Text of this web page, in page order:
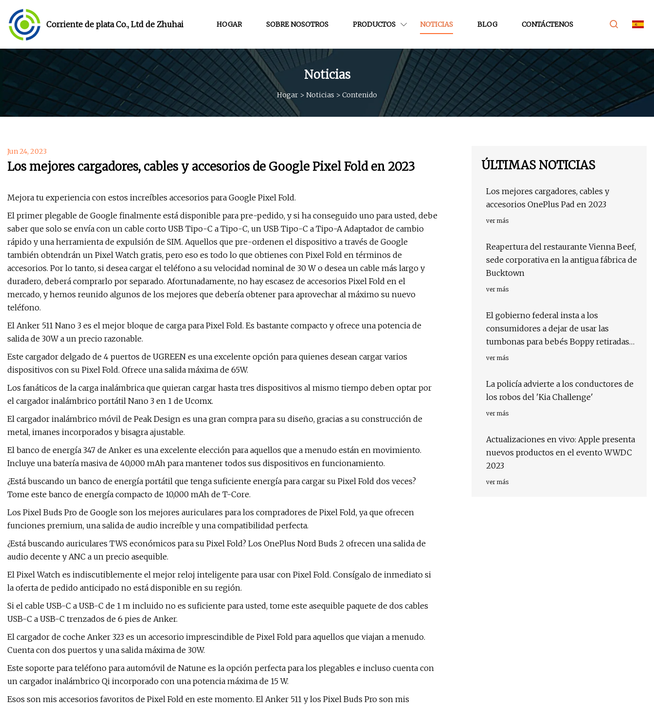
Corriente de plata Co., Ltd de Zhuhai HOGAR SOBRE NOSOTROS PRODUCTOS NOTICIAS BLOG CONTÁCTENOS
Noticias
Hogar > Noticias > Contenido
Jun 24, 2023
Los mejores cargadores, cables y accesorios de Google Pixel Fold en 2023
Mejora tu experiencia con estos increíbles accesorios para Google Pixel Fold.
El primer plegable de Google finalmente está disponible para pre-pedido, y si ha conseguido uno para usted, debe
saber que solo se envía con un cable corto USB Tipo-C a Tipo-C, un USB Tipo-C a Tipo-A Adaptador de cambio
rápido y una herramienta de expulsión de SIM. Aquellos que pre-ordenen el dispositivo a través de Google
también obtendrán un Pixel Watch gratis, pero eso es todo lo que obtienes con Pixel Fold en términos de
accesorios. Por lo tanto, si desea cargar el teléfono a su velocidad nominal de 30 W o desea un cable más largo y
duradero, deberá comprarlo por separado. Afortunadamente, no hay escasez de accesorios Pixel Fold en el
mercado, y hemos reunido algunos de los mejores que debería obtener para aprovechar al máximo su nuevo
teléfono.
El Anker 511 Nano 3 es el mejor bloque de carga para Pixel Fold. Es bastante compacto y ofrece una potencia de
salida de 30W a un precio razonable.
Este cargador delgado de 4 puertos de UGREEN es una excelente opción para quienes desean cargar varios
dispositivos con su Pixel Fold. Ofrece una salida máxima de 65W.
Los fanáticos de la carga inalámbrica que quieran cargar hasta tres dispositivos al mismo tiempo deben optar por
el cargador inalámbrico portátil Nano 3 en 1 de Ucomx.
El cargador inalámbrico móvil de Peak Design es una gran compra para su diseño, gracias a su construcción de
metal, imanes incorporados y bisagra ajustable.
El banco de energía 347 de Anker es una excelente elección para aquellos que a menudo están en movimiento.
Incluye una batería masiva de 40,000 mAh para mantener todos sus dispositivos en funcionamiento.
¿Está buscando un banco de energía portátil que tenga suficiente energía para cargar su Pixel Fold dos veces?
Tome este banco de energía compacto de 10,000 mAh de T-Core.
Los Pixel Buds Pro de Google son los mejores auriculares para los compradores de Pixel Fold, ya que ofrecen
funciones premium, una salida de audio increíble y una compatibilidad perfecta.
¿Está buscando auriculares TWS económicos para su Pixel Fold? Los OnePlus Nord Buds 2 ofrecen una salida de
audio decente y ANC a un precio asequible.
El Pixel Watch es indiscutiblemente el mejor reloj inteligente para usar con Pixel Fold. Consígalo de inmediato si
la oferta de pedido anticipado no está disponible en su región.
Si el cable USB-C a USB-C de 1 m incluido no es suficiente para usted, tome este asequible paquete de dos cables
USB-C a USB-C trenzados de 6 pies de Anker.
El cargador de coche Anker 323 es un accesorio imprescindible de Pixel Fold para aquellos que viajan a menudo.
Cuenta con dos puertos y una salida máxima de 30W.
Este soporte para teléfono para automóvil de Natune es la opción perfecta para los plegables e incluso cuenta con
un cargador inalámbrico Qi incorporado con una potencia máxima de 15 W.
Esos son mis accesorios favoritos de Pixel Fold en este momento. El Anker 511 y los Pixel Buds Pro son mis
ÚLTIMAS NOTICIAS
Los mejores cargadores, cables y
accesorios OnePlus Pad en 2023
ver más
Reapertura del restaurante Vienna Beef,
sede corporativa en la antigua fábrica de
Bucktown
ver más
El gobierno federal insta a los
consumidores a dejar de usar las
tumbonas para bebés Boppy retiradas
del mercado después de más muertes
ver más
La policía advierte a los conductores de
los robos del 'Kia Challenge'
ver más
Actualizaciones en vivo: Apple presenta
nuevos productos en el evento WWDC
2023
ver más